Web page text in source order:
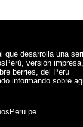
que desarrolla una
versión
berries, del Perú
informando sobre